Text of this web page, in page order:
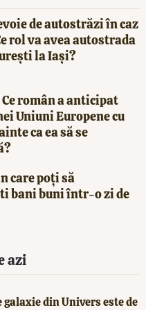
de autostrăzi în caz
rol va avea autostrada
la Iași?
român a anticipat
Uniuni Europene cu
ca ea să se
care poți să
bani buni într-o zi de
azi
galaxie din Univers este de